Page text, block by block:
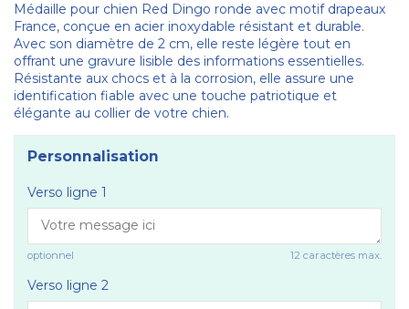
Médaille pour chien Red Dingo ronde avec motif drapeaux
France, conçue en acier inoxydable résistant et durable.
Avec son diamètre de 2 cm, elle reste légère tout en
offrant une gravure lisible des informations essentielles.
Résistante aux chocs et à la corrosion, elle assure une
identification fiable avec une touche patriotique et
élégante au collier de votre chien.
Personnalisation
Verso ligne 1
optionnel 12 caractères max.
Verso ligne 2